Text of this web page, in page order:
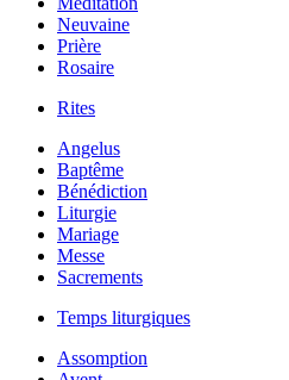
Neuvaine
Prière
Rosaire
Rites
Angelus
Baptême
Bénédiction
Liturgie
Mariage
Messe
Sacrements
Temps liturgiques
Assomption